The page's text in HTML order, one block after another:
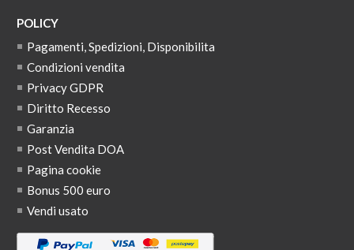
POLICY
Pagamenti, Spedizioni, Disponibilita
Condizioni vendita
Privacy GDPR
Diritto Recesso
Garanzia
Post Vendita DOA
Pagina cookie
Bonus 500 euro
Vendi usato